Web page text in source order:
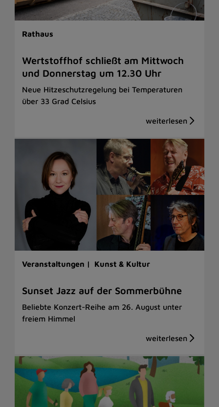
Rathaus
Wertstoffhof schließt am Mittwoch
und Donnerstag um 12.30 Uhr
Neue Hitzeschutzregelung bei Temperaturen
über 33 Grad Celsius
Veranstaltungen | Kunst & Kultur
Sunset Jazz auf der Sommerbühne
Beliebte Konzert-Reihe am 26. August unter
freiem Himmel